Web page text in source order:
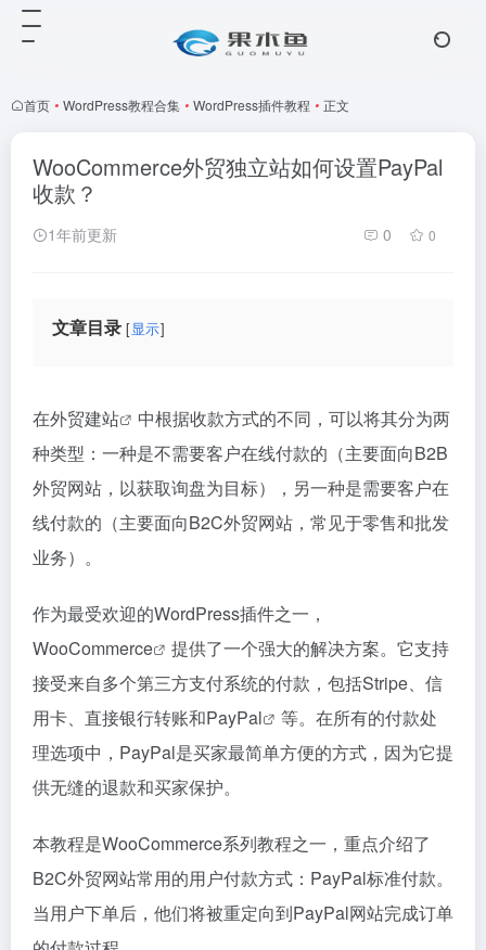
首页 • WordPress教程合集 • WordPress插件教程 • 正文
WooCommerce外贸独立站如何设置PayPal
收款？
1年前更新 0 0
文章目录 显示
在外贸建站
中根据收款方式的不同，可以将其分为两
种类型：一种是不需要客户在线付款的（主要面向B2B
外贸网站，以获取询盘为目标），另一种是需要客户在
线付款的（主要面向B2C外贸网站，常见于零售和批发
业务）。
作为最受欢迎的WordPress插件之一，
WooCommerce
提供了一个强大的解决方案。它支持
接受来自多个第三方支付系统的付款，包括Stripe、信
用卡、直接银行转账和PayPal
等。在所有的付款处
理选项中，PayPal是买家最简单方便的方式，因为它提
供无缝的退款和买家保护。
本教程是WooCommerce系列教程之一，重点介绍了
B2C外贸网站常用的用户付款方式：PayPal标准付款。
当用户下单后，他们将被重定向到PayPal网站完成订单